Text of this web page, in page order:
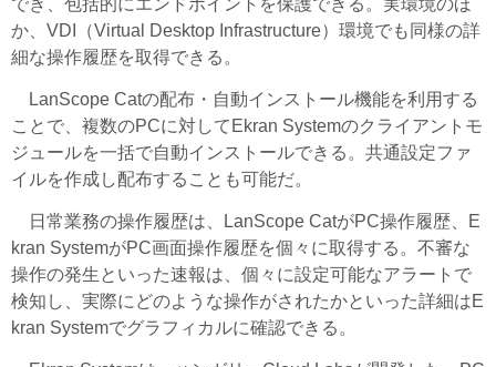
でき、包括的にエンドポイントを保護できる。実環境のほ
か、VDI（Virtual Desktop Infrastructure）環境でも同様の詳
細な操作履歴を取得できる。
LanScope Catの配布・自動インストール機能を利用する
ことで、複数のPCに対してEkran Systemのクライアントモ
ジュールを一括で自動インストールできる。共通設定ファ
イルを作成し配布することも可能だ。
日常業務の操作履歴は、LanScope CatがPC操作履歴、E
kran SystemがPC画面操作履歴を個々に取得する。不審な
操作の発生といった速報は、個々に設定可能なアラートで
検知し、実際にどのような操作がされたかといった詳細はE
kran Systemでグラフィカルに確認できる。